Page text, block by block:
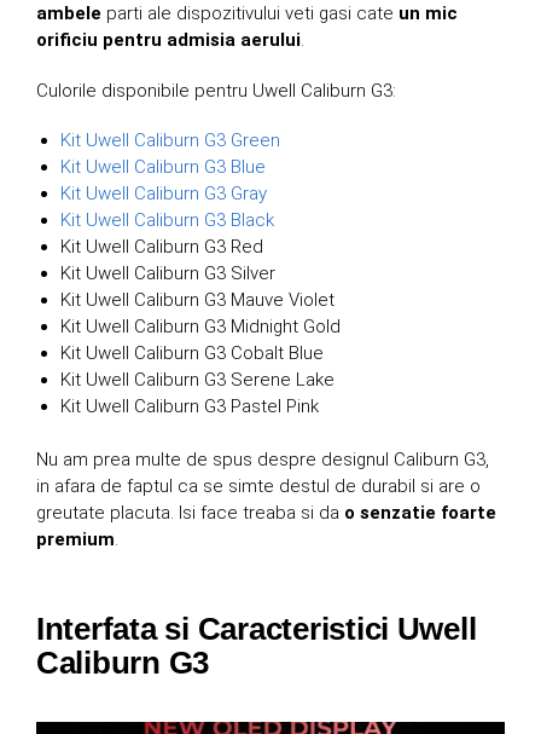
ambele parti ale dispozitivului veti gasi cate un mic
orificiu pentru admisia aerului.
Culorile disponibile pentru Uwell Caliburn G3:
Kit Uwell Caliburn G3 Green
Kit Uwell Caliburn G3 Blue
Kit Uwell Caliburn G3 Gray
Kit Uwell Caliburn G3 Black
Kit Uwell Caliburn G3 Red
Kit Uwell Caliburn G3 Silver
Kit Uwell Caliburn G3 Mauve Violet
Kit Uwell Caliburn G3 Midnight Gold
Kit Uwell Caliburn G3 Cobalt Blue
Kit Uwell Caliburn G3 Serene Lake
Kit Uwell Caliburn G3 Pastel Pink
Nu am prea multe de spus despre designul Caliburn G3,
in afara de faptul ca se simte destul de durabil si are o
greutate placuta. Isi face treaba si da o senzatie foarte
premium
Interfata si Caracteristici Uwell
Caliburn G3